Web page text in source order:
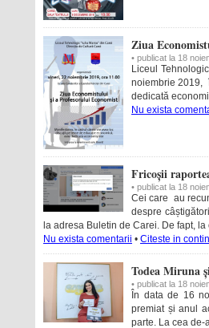
Ziua
• publicat la 18
Liceul
noiembrie 2019,
dedicată
Nu exista
Fricoșii
• publicat la 18
Cei care au
despre
la adresa Buletin de Carei. De fapt,
Nu exista comentarii • Citeste in
Todea Miruna
• publicat la 18
În data de 16
premiat și anul
parte. La cea de-